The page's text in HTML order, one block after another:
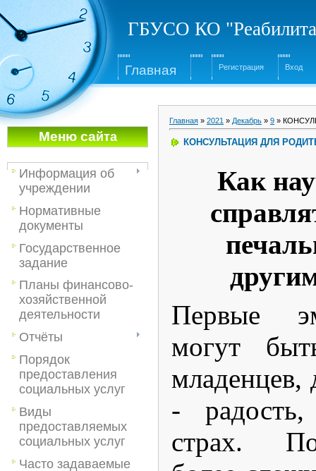
ГБУСО КО
Главная Регистрация Вход
Меню сайта
Информация об
учреждении
Нормативные
документы
Государственное
задание
Планы финансово-
хозяйственной
деятельности
Отчёты
Порядок
предоставления
социальных услуг
Виды
предоставляемых
социальных услуг
Часто задаваемые
Главная » 2021 » Декабрь » 9 »
КОНСУЛЬТАЦИЯ ДЛЯ
Как
Первые
могут
младенцев,
-
страх.